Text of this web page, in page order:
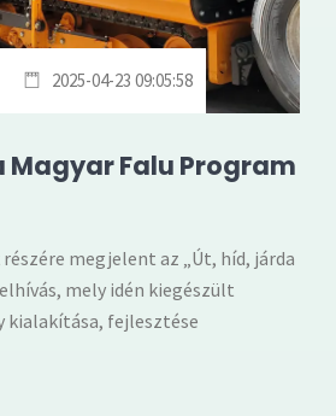
2025-04-23 09:05:58
Falu Program
megjelent az „Út, híd, járda
mely idén kiegészült
fejlesztése